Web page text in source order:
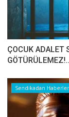
ÇOCUK ADALET
Sendikadan Haberler